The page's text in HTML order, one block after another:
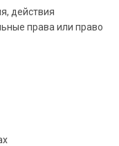
действия
права или право